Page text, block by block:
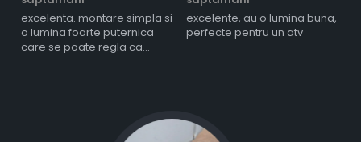
excelenta. montare simpla si
o lumina foarte puternica
care se poate regla ca
excelente, au o lumina buna,
perfecte pentru un atv